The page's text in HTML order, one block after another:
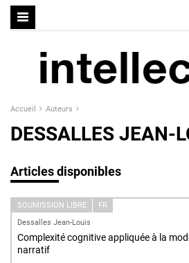
Accueil Auteurs
DESSALLES JEAN-
Articles disponibles
SOUMISSION LIBRE
FR
Dessalles Jean-Louis
Complexité cognitive appliquée à la
narratif